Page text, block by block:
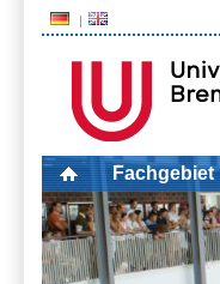
Fachgebiet